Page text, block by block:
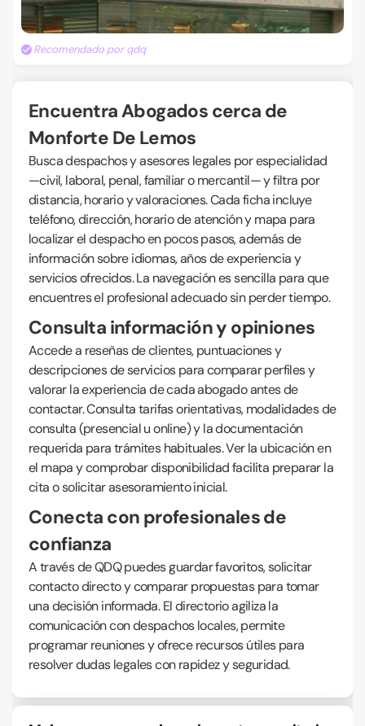
Recomendado por qdq
Encuentra Abogados cerca de
Monforte De Lemos
Busca despachos y asesores legales por especialidad
—civil, laboral, penal, familiar o mercantil— y filtra por
distancia, horario y valoraciones. Cada ficha incluye
teléfono, dirección, horario de atención y mapa para
localizar el despacho en pocos pasos, además de
información sobre idiomas, años de experiencia y
servicios ofrecidos. La navegación es sencilla para que
encuentres el profesional adecuado sin perder tiempo.
Consulta información y opiniones
Accede a reseñas de clientes, puntuaciones y
descripciones de servicios para comparar perfiles y
valorar la experiencia de cada abogado antes de
contactar. Consulta tarifas orientativas, modalidades de
consulta (presencial u online) y la documentación
requerida para trámites habituales. Ver la ubicación en
el mapa y comprobar disponibilidad facilita preparar la
cita o solicitar asesoramiento inicial.
Conecta con profesionales de
confianza
A través de QDQ puedes guardar favoritos, solicitar
contacto directo y comparar propuestas para tomar
una decisión informada. El directorio agiliza la
comunicación con despachos locales, permite
programar reuniones y ofrece recursos útiles para
resolver dudas legales con rapidez y seguridad.